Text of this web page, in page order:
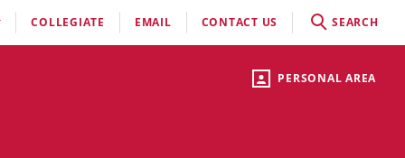
PERSONAL AREA
COLLEGIATE EMAIL CONTACT US SEARCH